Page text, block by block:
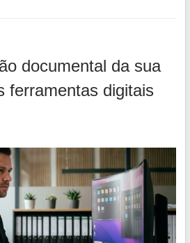
documental da sua
ferramentas digitais